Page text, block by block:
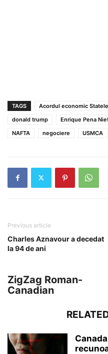
TAGS
Acordul economic
donald trump
Enrique Pena
NAFTA
negociere USMCA
Previous article
Charles Aznavour a decedat
la 94 de ani
ZigZag Roman-
Canadian